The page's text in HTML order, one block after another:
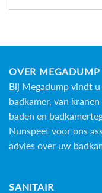
OVER MEGADUMP
Bij Megadump vindt
badkamer, van
baden en
Nunspeet voor ons
advies over uw
SANITAIR